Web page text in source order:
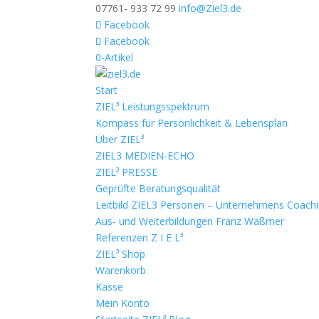
07761- 933 72 99 info@Ziel3.de
Facebook
Facebook
0-Artikel
Start
ZIEL³ Leistungsspektrum
Kompass für Persönlichkeit & Lebensplan
Über ZIEL³
ZIEL3 MEDIEN-ECHO
ZIEL³ PRESSE
Geprüfte Beratungsqualität
Leitbild ZIEL3 Personen – Unternehmens
Aus- und Weiterbildungen Franz Waßmer
Referenzen Z I E L³
ZIEL³ Shop
Warenkorb
Kasse
Mein Konto